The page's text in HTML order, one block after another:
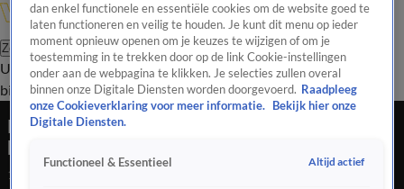
Zoeken
UitzendingenVandaag InsideDe OranjezomerShopUitzending
bijwonen
KANS: Doelpunt Dessers afgekeurd na dubbele
kans Sinisterra
10 mrt 2022, 19:35
dan enkel functionele en essentiële cookies om de website goed te
laten functioneren en veilig te houden. Je kunt dit menu op ieder
moment opnieuw openen om je keuzes te wijzigen of om je
toestemming in te trekken door op de link Cookie-instellingen
onder aan de webpagina te klikken. Je selecties zullen overal
binnen onze Digitale Diensten worden doorgevoerd. Raadpleeg
onze Cookieverklaring voor meer informatie.
Bekijk hier onze
Digitale Diensten.
Functioneel & Essentieel Altijd actief